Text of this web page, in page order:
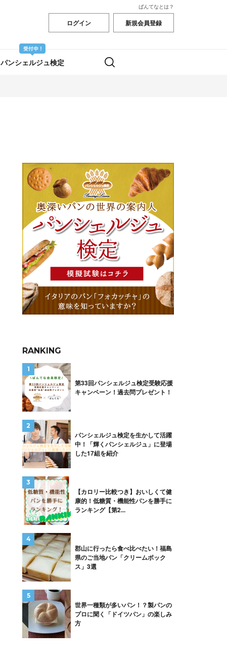
ぱんてなとは？
ログイン 新規会員登録
パンシェルジュ検定
RANKING
第33回パンシェルジュ検定受験応援
キャンペーン！過去問プレゼント！
パンシェルジュ検定を生かして活躍
中！「輝くパンシェルジュ」に登場
した17組を紹介
【カロリー比較つき】おいしくて健
康的！低糖質・機能性パンを勝手に
ランキング【第2...
郡山に行ったら食べ比べたい！福島
県のご当地パン「クリームボック
ス」3選
世界一種類が多いパン！？製パンの
プロに聞く「ドイツパン」の楽しみ
方